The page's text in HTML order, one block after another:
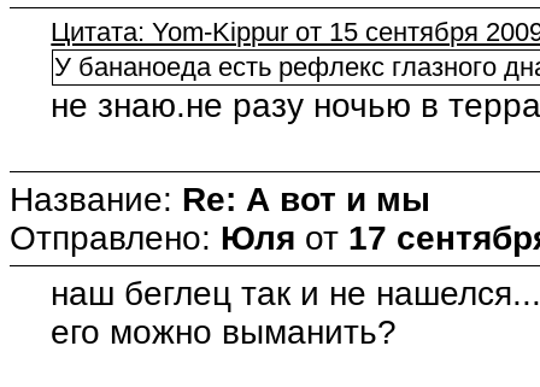
Цитата: Yom-Kippur от 15 сентября
У бананоеда есть рефлекс глазного
не знаю.не разу ночью в
Название: Re: А вот и мы
Отправлено: Юля от 17
наш беглец так и не
его можно выманить?